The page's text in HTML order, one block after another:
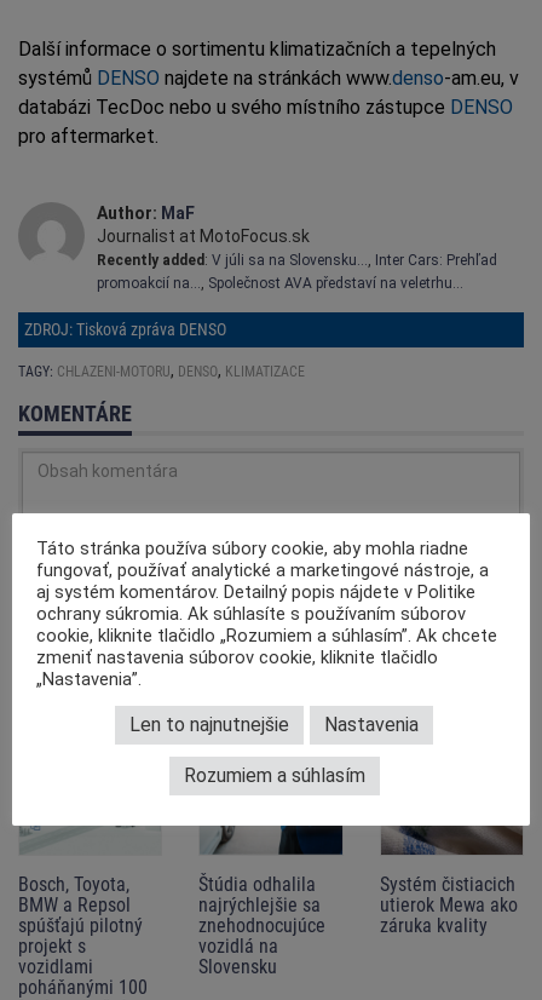
Další informace o sortimentu klimatizačních a tepelných
systémů DENSO najdete na stránkách www.denso-am.eu, v
databázi TecDoc nebo u svého místního zástupce DENSO
pro aftermarket.
Author: MaF
Journalist at MotoFocus.sk
Recently added : V júli sa na Slovensku…
Inter Cars: Prehľad
promoakcií na…
Společnost AVA představí na veletrhu…
ZDROJ: Tisková zpráva DENSO
TAGY: CHLAZENI-MOTORU, DENSO, KLIMATIZACE
KOMENTÁRE
Pamätajte si, že na internete nie ste anonymný. Komentáre sú publikované
užívateľmi portálu a nie sú pred publikácií autorizované redakcií. Spoločnosť
MotoFocus EU nenesie zodpovednosť za informácie uvedené v komentároch,
ale pokúša sa odstrániť príspevky, ktoré porušujúPravidlá pridávania
komentárova právne predpisy.
Ešte nikto nekomentoval tento článok. Buďte prvý!
Odporúčame
Bosch, Toyota,
BMW a Repsol
spúšťajú pilotný
projekt s
vozidlami
poháňanými 100
Štúdia odhalila
najrýchlejšie sa
znehodnocujúce
vozidlá na
Slovensku
Systém čistiacich
utierok Mewa ako
záruka kvality
Táto stránka používa súbory cookie, aby mohla riadne
fungovať, používať analytické a marketingové nástroje, a
aj systém komentárov. Detailný popis nájdete v Politike
ochrany súkromia. Ak súhlasíte s používaním súborov
cookie, kliknite tlačidlo „Rozumiem a súhlasím”. Ak chcete
zmeniť nastavenia súborov cookie, kliknite tlačidlo
„Nastavenia”.
Len to najnutnejšie Nastavenia
Rozumiem a súhlasím